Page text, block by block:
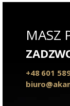
MASZ
+48 601